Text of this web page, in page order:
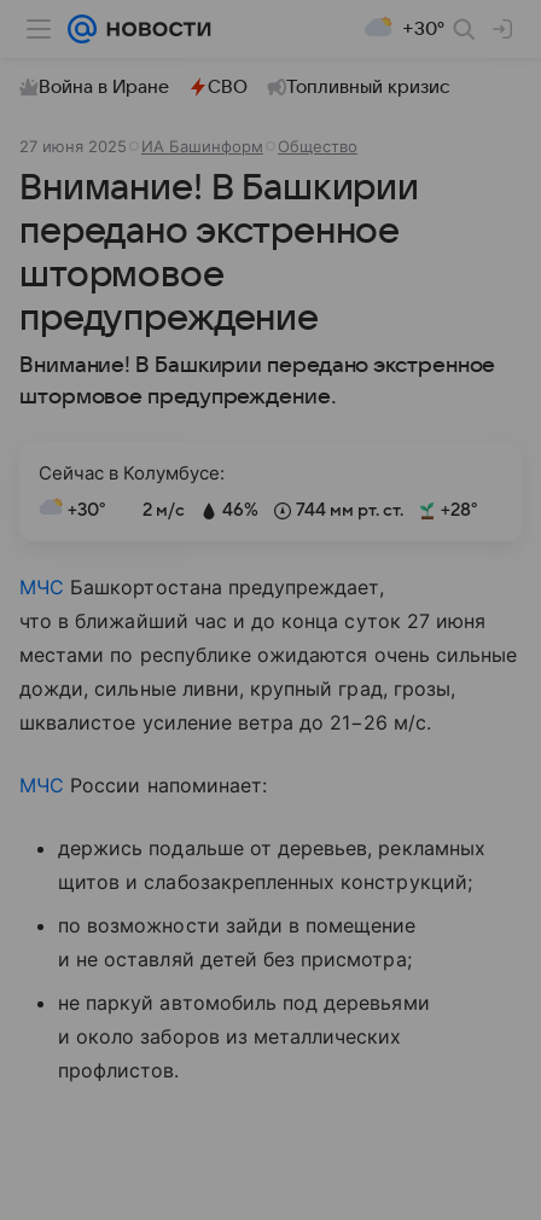
+30°
Война в Иране СВО Топливный кризис
27 июня 2025 ИА Башинформ Общество
Внимание! В Башкирии
передано экстренное
штормовое
предупреждение
Внимание! В Башкирии передано экстренное
штормовое предупреждение.
Сейчас в Колумбусе:
+30° 2 м/с 46% 744 мм рт. ст. +28°
МЧС Башкортостана предупреждает,
что в ближайший час и до конца суток 27 июня
местами по республике ожидаются очень сильные
дожди, сильные ливни, крупный град, грозы,
шквалистое усиление ветра до 21−26 м/с.
МЧС России напоминает:
держись подальше от деревьев, рекламных
щитов и слабозакрепленных конструкций;
по возможности зайди в помещение
и не оставляй детей без присмотра;
не паркуй автомобиль под деревьями
и около заборов из металлических
профлистов.